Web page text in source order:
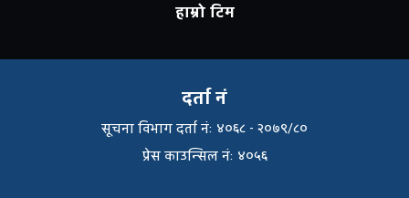
हाम्रो टिम
दर्ता नं
सूचना विभाग दर्ता नंः ४०६८ - २०७९/८०
प्रेस काउन्सिल नंः ४०५६